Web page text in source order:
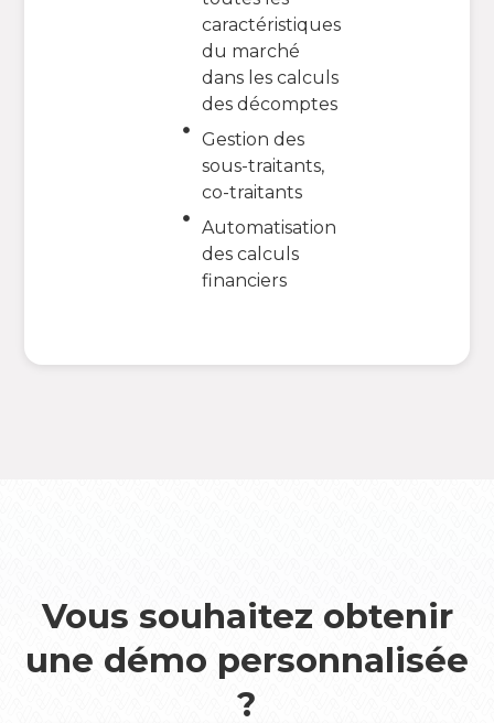
caractéristiques
du marché
dans les calculs
des décomptes
Gestion des
sous-traitants,
co-traitants
Automatisation
des calculs
financiers
Vous souhaitez obtenir
une démo personnalisée
?